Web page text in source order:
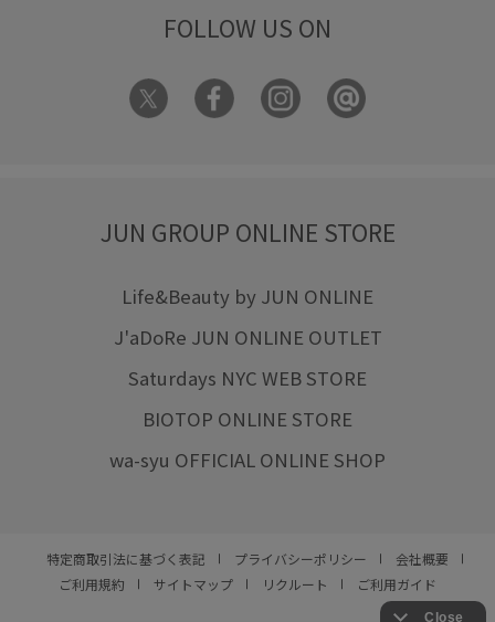
FOLLOW US ON
JUN GROUP ONLINE STORE
Life&Beauty by JUN ONLINE
J'aDoRe JUN ONLINE OUTLET
Saturdays NYC WEB STORE
BIOTOP ONLINE STORE
wa-syu OFFICIAL ONLINE SHOP
特定商取引法に基づく表記 プライバシーポリシー
会社概要
ご利用規約
サイトマップ リクルート ご利用ガイド